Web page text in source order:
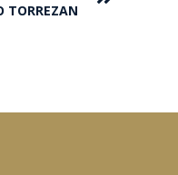
TORREZAN